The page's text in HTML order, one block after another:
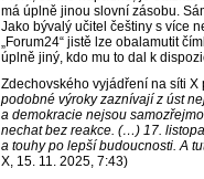
má úplně jinou slovní zásobu.
Jako bývalý učitel češtiny s více
„Forum24“ jistě lze obalamutit
úplně jiný, kdo mu to dal k
Zdechovského vyjádření na síti X
podobné výroky zaznívají z úst
a demokracie nejsou
nechat bez reakce. (…) 17.
a touhy po lepší budoucnosti. A
X, 15. 11. 2025, 7:43)